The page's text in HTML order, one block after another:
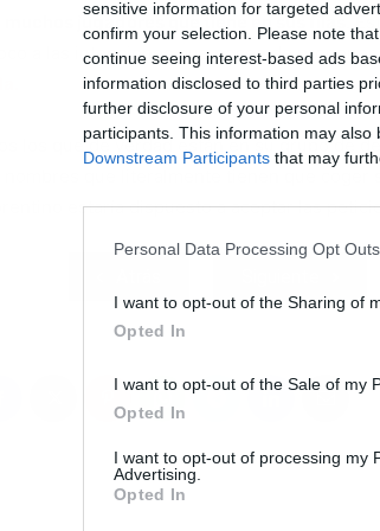
sensitive information for targeted
confirm your selection. Please note
continue seeing interest-based ads
information disclosed to third parties
further disclosure of your personal
participants. This information may
Downstream Participants that may
Personal Data Processing Opt Outs
I want to opt-out of the Sharing of
Opted In
I want to opt-out of the Sale of my
Opted In
I want to opt-out of processing my
Advertising.
Opted In
jugadores que tiene en sus filas.
a las intenciones que posee de proponer
los que de verdad están en su grupo de
que literalmente tienen que coger
estaría dispuesto a aceptar las